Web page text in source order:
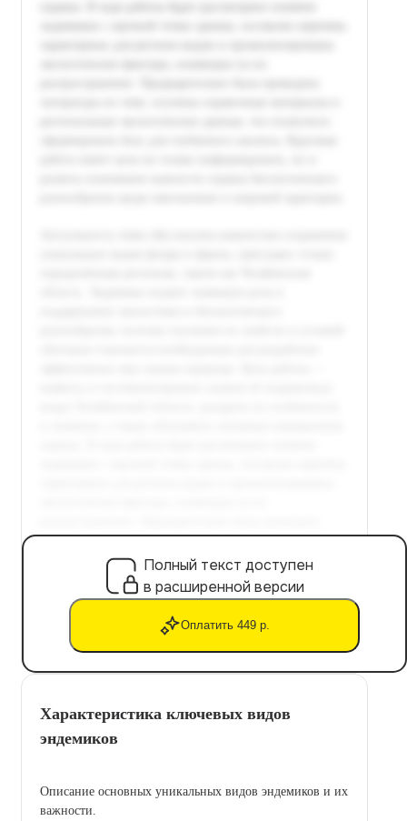
Полный текст доступен
в расширенной версии
Оплатить 449 р.
Характеристика ключевых видов
эндемиков
Описание основных уникальных видов эндемиков и их
важности.